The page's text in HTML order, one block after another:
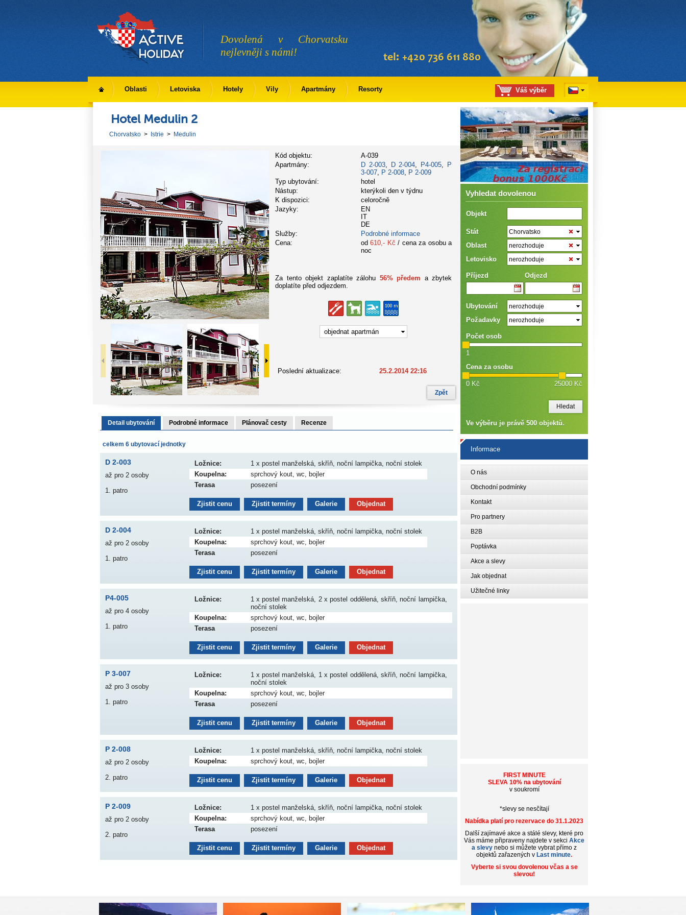
Dovolená v Chorvatsku
nejlevněji s námi!
Oblasti Letoviska Hotely Vily Apartmány Resorty Váš výběr
Vyhledat dovolenou
Objekt
Stát Chorvatsko
Oblast nerozhoduje
Letovisko nerozhoduje
Příjezd Odjezd
Ubytování nerozhoduje
Požadavky nerozhoduje
Počet osob
1
Cena za osobu
0 Kč 25000 Kč
Ve výběru je právě 500 objektů.
Informace
O nás
Obchodní podmínky
Kontakt
Pro partnery
B2B
Poptávka
Akce a slevy
Jak objednat
Užitečné linky
FIRST MINUTE
SLEVA 10% na ubytování
v soukromí
*slevy se nesčítají
Nabídka platí pro rezervace do 31.1.2023
Další zajímavé akce a stálé slevy, které pro
Vás máme připraveny najdete v sekci Akce
a slevy nebo si můžete vybrat přímo z
objektů zařazených v Last minute.
Vyberte si svou dovolenou včas a se
slevou!
Hotel Medulin 2
Chorvatsko > Istrie > Medulin
Kód objektu:
A-039
Apartmány:
D 2-003, D 2-004, P4-005,
P
3-007, P 2-008, P 2-009
Typ ubytování:
hotel
Nástup:
kterýkoli den v týdnu
K dispozici:
celoročně
Jazyky:
EN
IT
DE
Služby:
Podrobné informace
Cena:
od610,- Kč / cena za osobu a
noc
Za tento objekt zaplatíte zálohu 56% předem a zbytek
doplatíte před odjezdem.
objednat apartmán
Poslední aktualizace: 25.2.2014 22:16
Zpět
Detail ubytování Podrobné informace Plánovač cesty Recenze
celkem 6 ubytovací jednotky
D 2-003
až pro 2 osoby
1. patro
Ložnice:
1 x postel manželská, skříň, noční lampička, noční stolek
Koupelna:
sprchový kout, wc, bojler
Terasa
posezení
Zjistit cenu Zjistit termíny Galerie Objednat
D 2-004
až pro 2 osoby
1. patro
Ložnice:
1 x postel manželská, skříň, noční lampička, noční stolek
Koupelna:
sprchový kout, wc, bojler
Terasa
posezení
Zjistit cenu Zjistit termíny Galerie Objednat
P4-005
až pro 4 osoby
1. patro
Ložnice:
1 x postel manželská, 2 x postel oddělená, skříň, noční lampička,
noční stolek
Koupelna:
sprchový kout, wc, bojler
Terasa
posezení
Zjistit cenu Zjistit termíny Galerie Objednat
P 3-007
až pro 3 osoby
1. patro
Ložnice:
1 x postel manželská, 1 x postel oddělená, skříň, noční lampička,
noční stolek
Koupelna:
sprchový kout, wc, bojler
Terasa
posezení
Zjistit cenu Zjistit termíny Galerie Objednat
P 2-008
až pro 2 osoby
2. patro
Ložnice:
1 x postel manželská, skříň, noční lampička, noční stolek
Koupelna:
sprchový kout, wc, bojler
Zjistit cenu Zjistit termíny Galerie Objednat
P 2-009
až pro 2 osoby
2. patro
Ložnice:
1 x postel manželská, skříň, noční lampička, noční stolek
Koupelna:
sprchový kout, wc, bojler
Terasa
posezení
Zjistit cenu Zjistit termíny Galerie Objednat